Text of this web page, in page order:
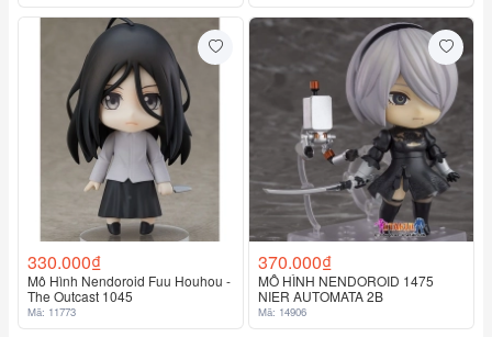
330.000₫
Mô Hình Nendoroid Fuu Houhou -
The Outcast 1045
Mã: 11773
370.000₫
MÔ HÌNH NENDOROID 1475
NIER AUTOMATA 2B
Mã: 14906